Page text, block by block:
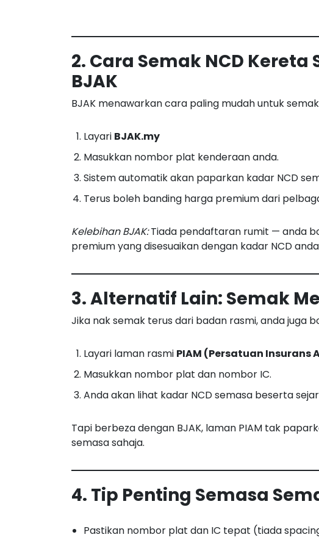
2. Cara Semak NCD
BJAK
BJAK menawarkan cara paling mudah untuk
Layari BJAK.my
Masukkan nombor plat kenderaan anda.
Sistem automatik akan paparkan kadar NCD
Terus boleh banding harga premium dari
Kelebihan BJAK:Tiada pendaftaran rumit — anda
premium yang disesuaikan dengan kadar NCD
3. Alternatif Lain: Semak
Jika nak semak terus dari badan rasmi, anda juga
Layari laman rasmi PIAM (Persatuan Insurans
Masukkan nombor plat dan nombor IC.
Anda akan lihat kadar NCD semasa beserta
Tapi berbeza dengan BJAK, laman PIAM tak
semasa sahaja.
4. Tip Penting Semasa
Pastikan nombor plat dan IC tepat (tiada